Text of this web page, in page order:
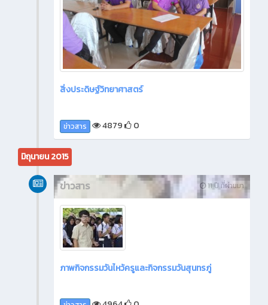
สิ่งประดิษฐ์วิทยาศาสตร์
ข่าวสาร 4879 0
มิถุนายน 2015
11 ปี ที่ผ่านมา
ข่าวสาร
ภาพกิจกรรมวันไหว้ครูและกิจกรรมวันสุนทรภู่